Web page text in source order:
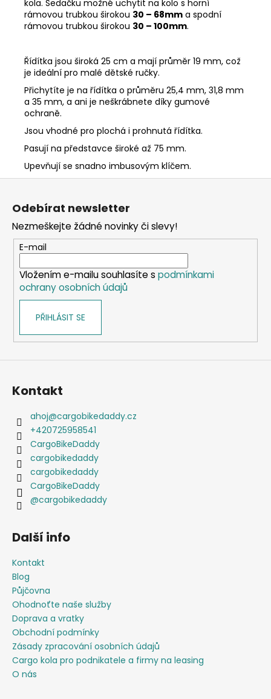
kola. Sedačku možné uchytit na kolo s horní
rámovou trubkou širokou 30 – 68mm a spodní
rámovou trubkou širokou 30 – 100mm.
Řídítka jsou široká 25 cm a mají průměr 19 mm, což
je ideální pro malé dětské ručky.
Přichytíte je na řídítka o průměru 25,4 mm, 31,8 mm
a 35 mm, a ani je neškrábnete díky gumové
ochraně.
Jsou vhodné pro plochá i prohnutá řídítka.
Pasují na představce široké až 75 mm.
Upevňují se snadno imbusovým klíčem.
Z
Odebírat newsletter
Nezmeškejte žádné novinky či slevy!
E-mail
Vložením e-mailu souhlasíte s podmínkami
ochrany osobních údajů
PŘIHLÁSIT SE
Kontakt
ahoj@cargobikedaddy.cz
+420725958541
CargoBikeDaddy
cargobikedaddy
cargobikedaddy
CargoBikeDaddy
@cargobikedaddy
Další info
Kontakt
Blog
Půjčovna
Ohodnoťte naše služby
Doprava a vratky
Obchodní podmínky
Zásady zpracování osobních údajů
Cargo kola pro podnikatele a firmy na leasing
O nás